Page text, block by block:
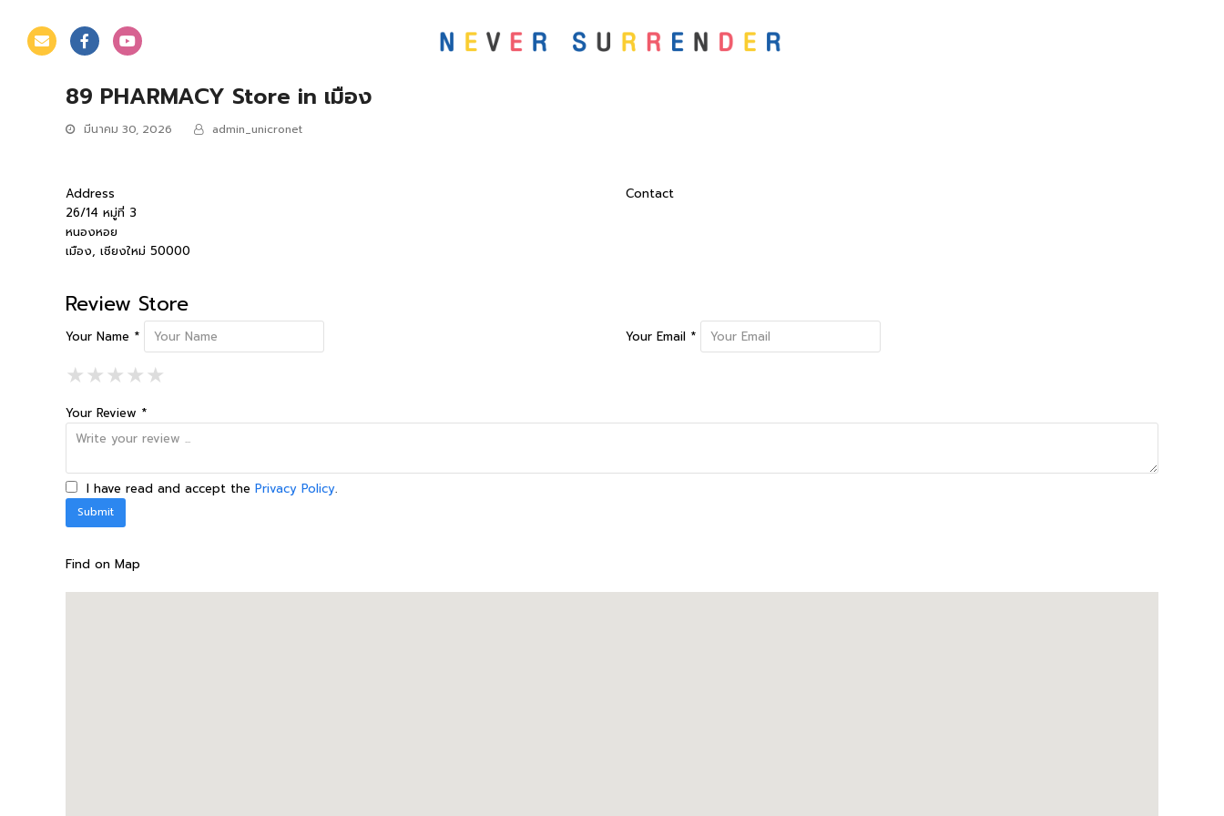
89 PHARMACY Store in เมือง
มีนาคม 30, 2026 admin_unicronet
Address
26/14 หมู่ที่ 3
หนองหอย
เมือง, เชียงใหม่ 50000
Contact
Review Store
Your Name * Your Email *
★1 Star
★★2 Stars
★★★3 Stars
★★★★4 Stars
★★★★★5 Stars
Your Review *
I have read and accept the Privacy Policy.
Find on Map